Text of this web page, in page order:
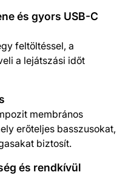
és gyors USB-C
feltöltéssel, a
a lejátszási időt
membrános
erőteljes basszusokat,
biztosít.
és rendkívül